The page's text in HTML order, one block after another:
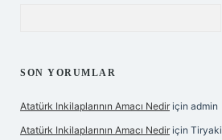
SON YORUMLAR
Atatürk Inkilaplarının Amacı Nedir için admin
Atatürk Inkilaplarının Amacı Nedir için Tiryaki